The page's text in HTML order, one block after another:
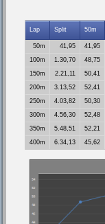
Lap Split 50m
50m 41,95
41,95
100m
1.30,70 48,75
150m
2.21,11 50,41
200m
3.13,52 52,41
250m
4.03,82 50,30
300m
4.56,30 52,48
350m
5.48,51 52,21
400m
6.34,13 45,62